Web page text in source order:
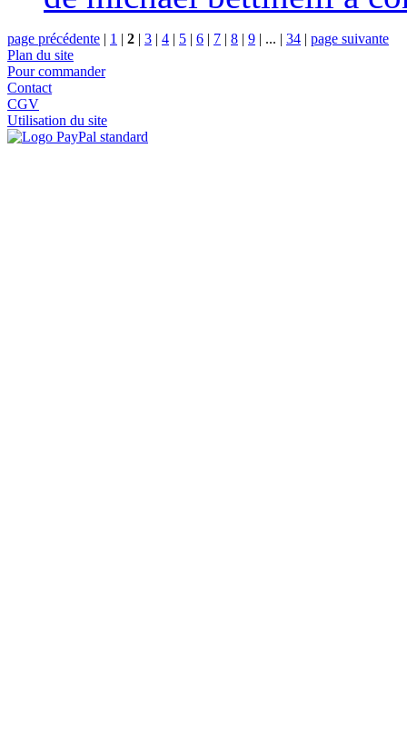
page précédente | 1 | 2 | 3 | 4 | 5 | 6 | 7 | 8 | 9 | ... | 34 | page suivante
Plan du site
Pour commander
Contact
CGV
Utilisation du site